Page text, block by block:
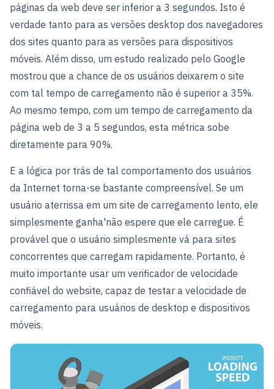
páginas da web deve ser inferior a 3 segundos. Isto é
verdade tanto para as versões desktop dos navegadores
dos sites quanto para as versões para dispositivos
móveis. Além disso, um estudo realizado pelo Google
mostrou que a chance de os usuários deixarem o site
com tal tempo de carregamento não é superior a 35%.
Ao mesmo tempo, com um tempo de carregamento da
página web de 3 a 5 segundos, esta métrica sobe
diretamente para 90%.
E a lógica por trás de tal comportamento dos usuários
da Internet torna-se bastante compreensível. Se um
usuário aterrissa em um site de carregamento lento, ele
simplesmente ganha'não espere que ele carregue. É
provável que o usuário simplesmente vá para sites
concorrentes que carregam rapidamente. Portanto, é
muito importante usar um verificador de velocidade
confiável do website, capaz de testar a velocidade de
carregamento para usuários de desktop e dispositivos
móveis.